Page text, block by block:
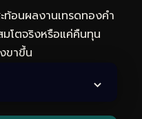
ท้อนผลงานเทรดทองคำ
มโตจริงหรือแค่คืนทุน
ขาขึ้น